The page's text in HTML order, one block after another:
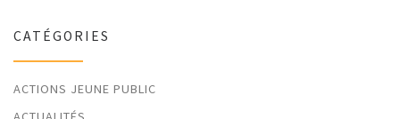
CATÉGORIES
ACTIONS JEUNE PUBLIC